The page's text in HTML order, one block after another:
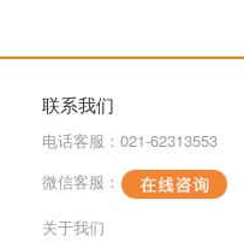
联系我们
电话客服：021-62313553
微信客服：
关于我们